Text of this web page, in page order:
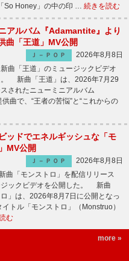
So Honey」の中の印 … 続きを読む
アルバム『Adamantite』より
曲「王道」MV公開
Ｊ－ＰＯＰ
2026年8月8日
曲「王道」のミュージックビデオ
。 新曲「王道」は、2026年7月29
されたニューミニアルバム
曲で、“王者の苦悩”と“これからの
ッドでエネルギッシュな「モ
MV公開
Ｊ－ＰＯＰ
2026年8月8日
曲「モンストロ」を配信リリース
ジックビデオを公開した。 新曲
ロ」は、2026年8月7日に公開となっ
トル「モンストロ」（Monstruo）
む
more »